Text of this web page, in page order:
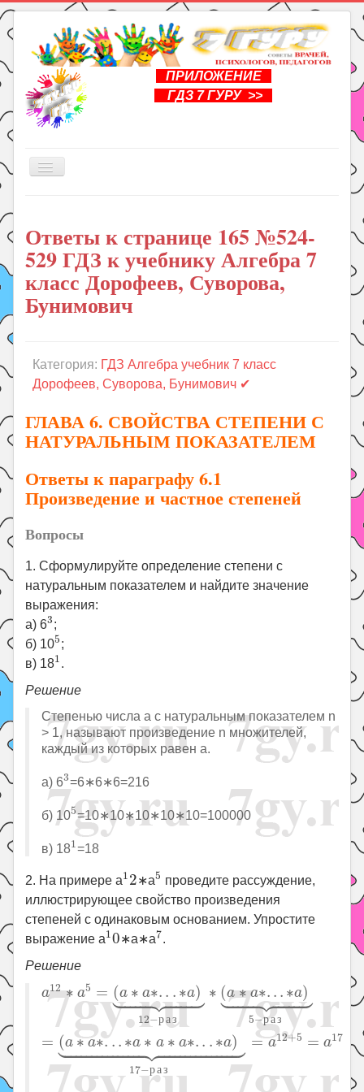
ПРИЛОЖЕНИЕ
ГДЗ 7 ГУРУ >>
Включить/
Книги
Рукоделие
Подготовка к школе
Уроки
Праздники
Летом!
Ответы к странице 165 №524-
529 ГДЗ к учебнику Алгебра 7
класс Дорофеев, Суворова,
Бунимович
Категория: ГДЗ Алгебра учебник 7 класс
Дорофеев, Суворова, Бунимович ✔
ГЛАВА 6. СВОЙСТВА СТЕПЕНИ С
НАТУРАЛЬНЫМ ПОКАЗАТЕЛЕМ
Ответы к параграфу 6.1
Произведение и частное степеней
Вопросы
1. Сформулируйте определение степени с
натуральным показателем и найдите значение
выражения:
а) 63
3
;
б) 105
5
;
в) 181
1
.
Решение
Степенью числа a с натуральным показателем n
> 1, называют произведение n множителей,
каждый из которых равен a.
а) 63
3=6∗6∗6=216
б) 105
5=10∗10∗10∗10∗10=100000
в) 181
1=18
2. На примере a12
12
∗a5
5
проведите рассуждение,
иллюстрирующее свойство произведения
степеней с одинаковым основанием. Упростите
выражение a10
10
∗a∗a7
7
.
Решение
a12 ∗ a5 = (a ∗ a∗. . . ∗a)

12−раз
∗ (a ∗ a∗. . . ∗a)

5−раз
= (a ∗ a∗. . . ∗a ∗ a ∗ a∗. . . ∗a)

17−раз
= a12+5 = a17
a12 a a )⏟ 12− a a)